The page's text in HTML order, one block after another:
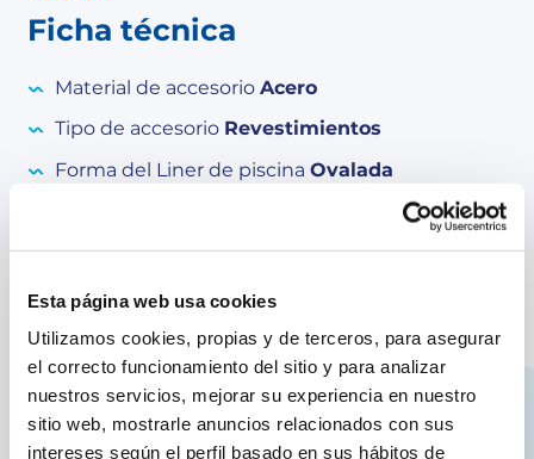
Esta página web usa cookies
Utilizamos cookies, propias y de terceros, para asegurar
el correcto funcionamiento del sitio y para analizar
nuestros servicios, mejorar su experiencia en nuestro
sitio web, mostrarle anuncios relacionados con sus
intereses según el perfil basado en sus hábitos de
Ficha técnica
Material de accesorioAcero
Tipo de accesorio Revestimientos
Forma del Liner de piscinaOvalada
Espesor Liner40/100
Anchura revestimiento
Altura del revestimiento132 cm
Longitud liner915 cm